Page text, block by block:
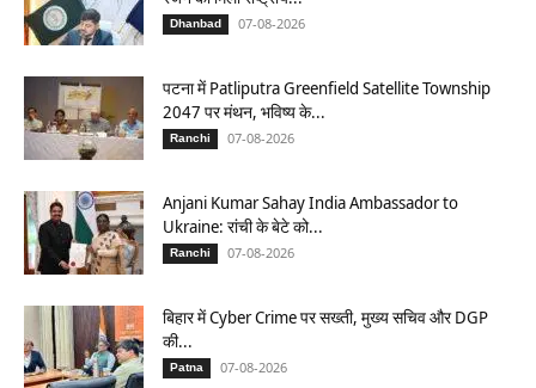
Dhanbad 07-08-2026
पटना में Patliputra Greenfield Satellite Township
2047 पर मंथन, भविष्य के...
Ranchi 07-08-2026
Anjani Kumar Sahay India Ambassador to
Ukraine: रांची के बेटे को...
Ranchi 07-08-2026
बिहार में Cyber Crime पर सख्ती, मुख्य सचिव और DGP
की...
Patna 07-08-2026